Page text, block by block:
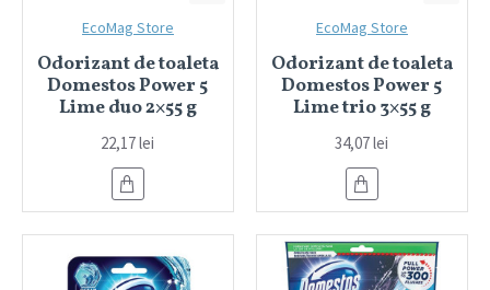
EcoMag Store
Odorizant de toaleta
Domestos Power 5
Lime duo 2×55 g
22,17 lei
EcoMag Store
Odorizant de toaleta
Domestos Power 5
Lime trio 3×55 g
34,07 lei